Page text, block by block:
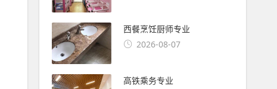
西餐烹饪厨师专业
2026-08-07
高铁乘务专业